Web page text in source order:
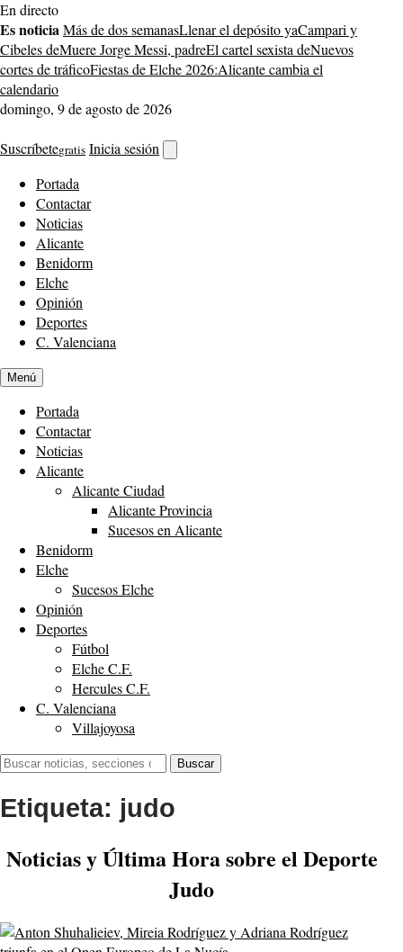
Saltar
al
contenido
En directo
Es noticiaMás de dos semanasLlenar el depósito yaCampari y
Cibeles deMuere Jorge Messi, padreEl cartel sexista deNuevos
cortes de tráficoFiestas de Elche 2026:Alicante cambia el
calendario
domingo, 9 de agosto de 2026
Suscríbetegratis Inicia sesión
buscador
Portada
Contactar
Noticias
Alicante
Benidorm
Elche
Opinión
Deportes
C. Valenciana
Menú
Portada
Contactar
Noticias
Alicante
Alicante Ciudad
Alicante Provincia
Sucesos en Alicante
Benidorm
Elche
Sucesos Elche
Opinión
Deportes
Fútbol
Elche C.F.
Hercules C.F.
C. Valenciana
Villajoyosa
Buscar:
Buscar
Etiqueta: judo
Noticias y Última Hora sobre el Deporte
Judo